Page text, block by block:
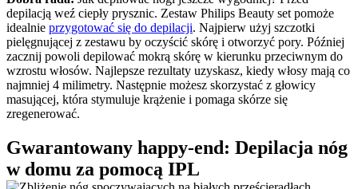
depilacją weź ciepły prysznic. Zestaw Philips Beauty set pomoże
idealnie przygotować się do depilacji. Najpierw użyj szczotki
pielęgnującej z zestawu by oczyścić skórę i otworzyć pory. Później
zacznij powoli depilować mokrą skórę w kierunku przeciwnym do
wzrostu włosów. Najlepsze rezultaty uzyskasz, kiedy włosy mają co
najmniej 4 milimetry. Następnie możesz skorzystać z głowicy
masującej, która stymuluje krążenie i pomaga skórze się
zregenerować.
Gwarantowany happy-end: Depilacja nóg
w domu za pomocą IPL